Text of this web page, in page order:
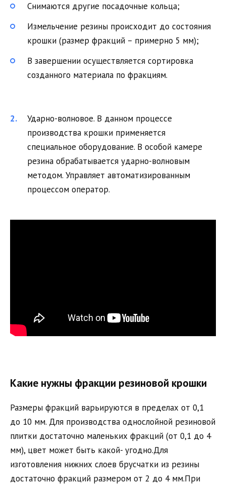
Снимаются другие посадочные кольца;
Измельчение резины происходит до состояния
крошки (размер фракций – примерно 5 мм);
В завершении осуществляется сортировка
созданного материала по фракциям.
Ударно-волновое. В данном процессе
производства крошки применяется
специальное оборудование. В особой камере
резина обрабатывается ударно-волновым
методом. Управляет автоматизированным
процессом оператор.
Какие нужны фракции резиновой крошки
Размеры фракций варьируются в пределах от 0,1
до 10 мм. Для производства однослойной резиновой
плитки достаточно маленьких фракций (от 0,1 до 4
мм), цвет может быть какой- угодно.Для
изготовления нижних слоев брусчатки из резины
достаточно фракций размером от 2 до 4 мм.При